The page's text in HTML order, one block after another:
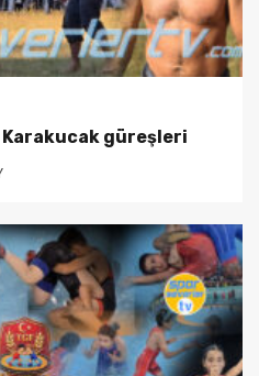
Karakucak güreşleri